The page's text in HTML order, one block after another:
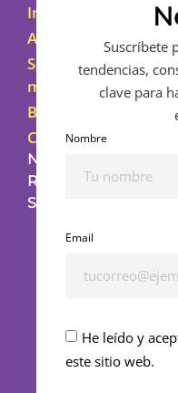
Inicio
Asesoramiento
Sobre
mí
Blog
Contacto
NUESTRAS
REDES
SOCIALES
Suscríbete
tendencias,
clave para
Nombre
Email
He leído y
este sitio web.